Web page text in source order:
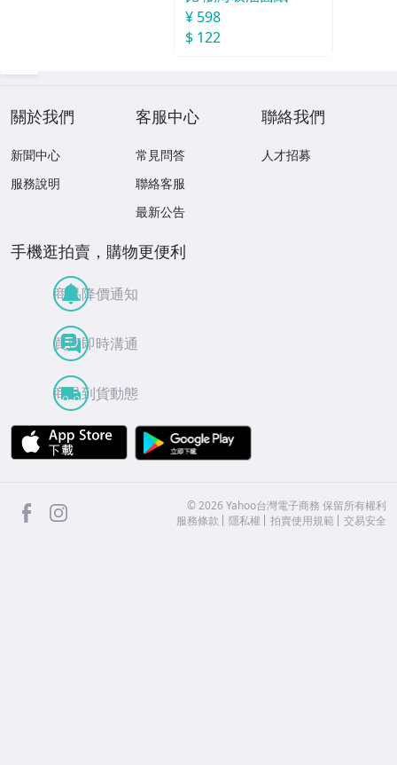
¥ 598
$ 122
關於我們
新聞中心
服務說明
客服中心
常見問答
聯絡客服
最新公告
聯絡我們
人才招募
手機逛拍賣，購物更便利
商品降價通知
買賣即時溝通
商品到貨動態
APP Store
facebook ©2026 Yahoo台灣電子商務 保留所有權利
服務條款
隱私權 拍賣使用規範 交易安全